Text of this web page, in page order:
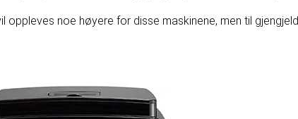
oppleves noe høyere for disse maskinene, men til